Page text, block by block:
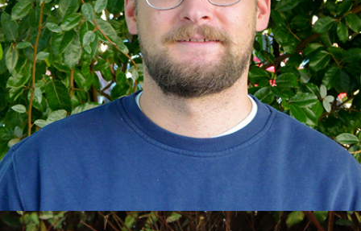
Jakob
Erzieher, Kindheitspädagoge